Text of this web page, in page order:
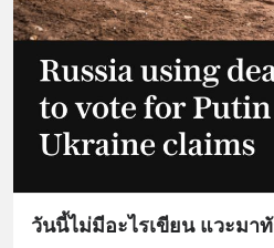
วันนี้ไม่มีอะไรเขียน แวะมา